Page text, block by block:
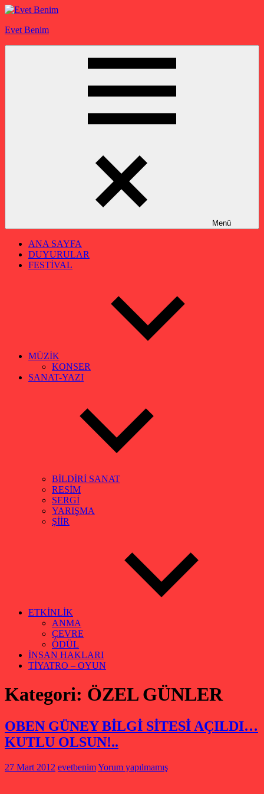
İçeriğe
Evet Benim
Menü
ANA SAYFA
DUYURULAR
FESTİVAL
MÜZİK
KONSER
SANAT-YAZI
BİLDİRİ SANAT
RESİM
SERGİ
YARIŞMA
ŞİİR
ETKİNLİK
ANMA
ÇEVRE
ÖDÜL
İNSAN HAKLARI
TİYATRO – OYUN
Kategori: ÖZEL GÜNLER
OBEN GÜNEY BİLGİ SİTESİ AÇILDI…
KUTLU OLSUN!..
27 Mart 2012 evetbenimYorum yapılmamış